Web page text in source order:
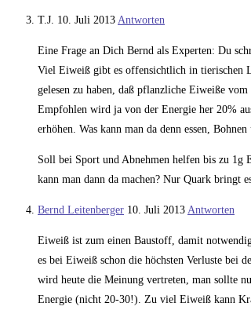
T.J. 10. Juli 2013 Antworten
Eine Frage an Dich Bernd als Experten: Du
Viel Eiweiß gibt es offensichtlich in tierischen
gelesen zu haben, daß pflanzliche Eiweiße
Empfohlen wird ja von der Energie her 20%
erhöhen. Was kann man da denn essen,
Soll bei Sport und Abnehmen helfen bis zu 1g
kann man dann da machen? Nur Quark bringt
Bernd Leitenberger 10. Juli 2013 Antworten
Eiweiß ist zum einen Baustoff, damit
es bei Eiweiß schon die höchsten Verluste bei
wird heute die Meinung vertreten, man sollte
Energie (nicht 20-30!). Zu viel Eiweiß kann